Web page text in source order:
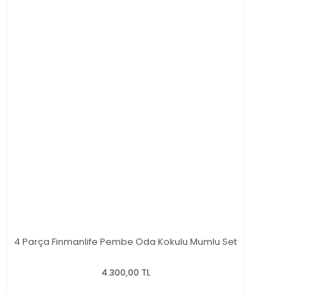
4 Parça Finmanlife Pembe Oda Kokulu Mumlu Set
4.300,00 TL